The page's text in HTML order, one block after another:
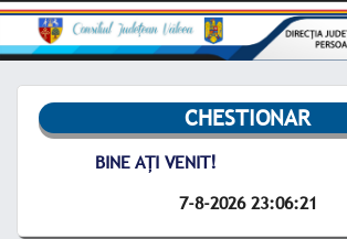
CHESTIONAR
BINE AȚI VENIT!
7-8-2026 23:06:21